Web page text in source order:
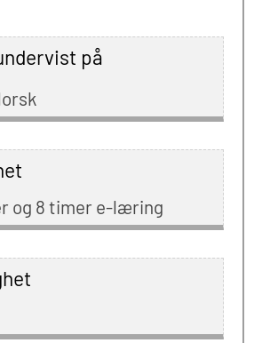
på
og 8 timer e-læring